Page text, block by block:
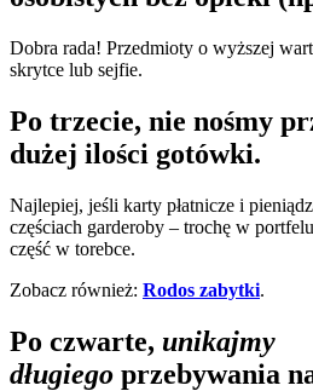
Dobra rada! Przedmioty o wyższej
skrytce lub sejfie.
Po trzecie, nie nośmy
dużej ilości gotówki.
Najlepiej, jeśli karty płatnicze i
częściach garderoby – trochę w
część w torebce.
Zobacz również: Rodos zabytki.
Po czwarte, unikajmy
długiego przebywania